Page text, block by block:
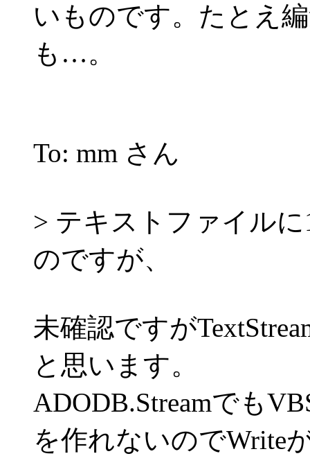
いものです。たとえ
も…。
To: mm さん
> テキストファイル
のですが、
未確認ですが
と思います。
ADODB.Streamでも
を作れないのでWrite